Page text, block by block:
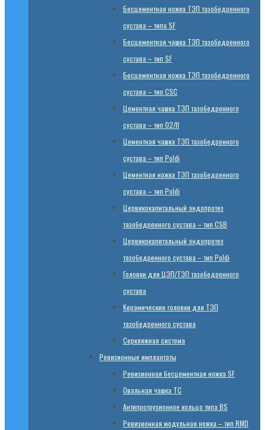
Бесцементная ножка ТЭП тазобедренного
сустава – типа SF
Бесцементная чашка ТЭП тазобедренного
сустава – тип SF
Бесцементная ножка ТЭП тазобедренного
сустава – тип CSC
Цементная чашка ТЭП тазобедренного
сустава – тип 02/II
Цементная чашка ТЭП тазобедренного
сустава – тип Poldi
Цементная ножка ТЭП тазобедренного
сустава – тип Poldi
Цервикокапитальный эндопротез
тазобедренного сустава – тип CSB
Цервикокапитальный эндопротез
тазобедренного сустава – тип Poldi
Головки для ЦЭП/ТЭП тазобедренного
сустава
Керамические головки для ТЭП
тазобедренного сустава
Серкляжная система
Ревизионные имплантаты
Ревизионная бесцементная ножка SF
Овальная чашка TC
Антипротрузионное кольцо типа BS
Ревизионная модульная ножка – тип RMD